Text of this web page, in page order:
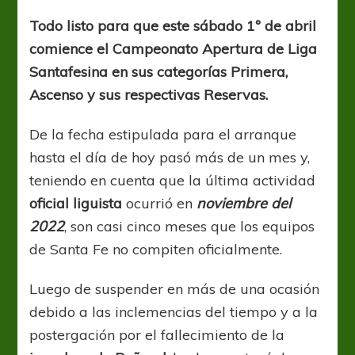
rodar
la
pelota
en
Fe
Todo listo para que este sábado 1º de abril
comience el Campeonato Apertura de Liga
Santafesina en sus categorías Primera,
Ascenso y sus respectivas Reservas.
De la fecha estipulada para el arranque
hasta el día de hoy pasó más de un mes y,
teniendo en cuenta que la última actividad
oficial liguista ocurrió en noviembre del
2022, son casi cinco meses que los equipos
de Santa Fe no compiten oficialmente.
Luego de suspender en más de una ocasión
debido a las inclemencias del tiempo y a la
postergación por el fallecimiento de la